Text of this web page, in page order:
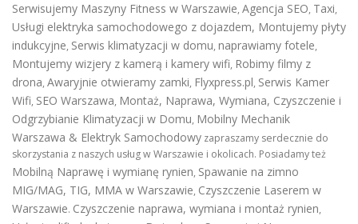
Serwisujemy Maszyny Fitness w Warszawie, Agencja SEO, Taxi,
Usługi elektryka samochodowego z dojazdem, Montujemy płyty
indukcyjne, Serwis klimatyzacji w domu, naprawiamy fotele,
Montujemy wizjery z kamerą i kamery wifi, Robimy filmy z
drona, Awaryjnie otwieramy zamki, Flyxpress.pl, Serwis Kamer
Wifi, SEO Warszawa, Montaż, Naprawa, Wymiana, Czyszczenie i
Odgrzybianie Klimatyzacji w Domu, Mobilny Mechanik
Warszawa & Elektryk Samochodowy zapraszamy serdecznie do
skorzystania z naszych usług w Warszawie i okolicach. Posiadamy też
Mobilną Naprawę i wymianę rynien, Spawanie na zimno
MIG/MAG, TIG, MMA w Warszawie, Czyszczenie Laserem w
Warszawie. Czyszczenie naprawa, wymiana i montaż rynien,